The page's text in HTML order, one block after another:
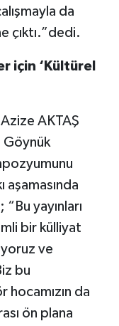
da
çıktı.”dedi.
için ‘Kültürel
AKTAŞ
Göynük
aşamasında
yayınları
bir külliyat
ve
bu
da
ön plana